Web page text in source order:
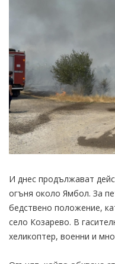
И днес продължават
огъня около Ямбол. За
бедствено положение,
село Козарево. В
хеликоптер, военни и